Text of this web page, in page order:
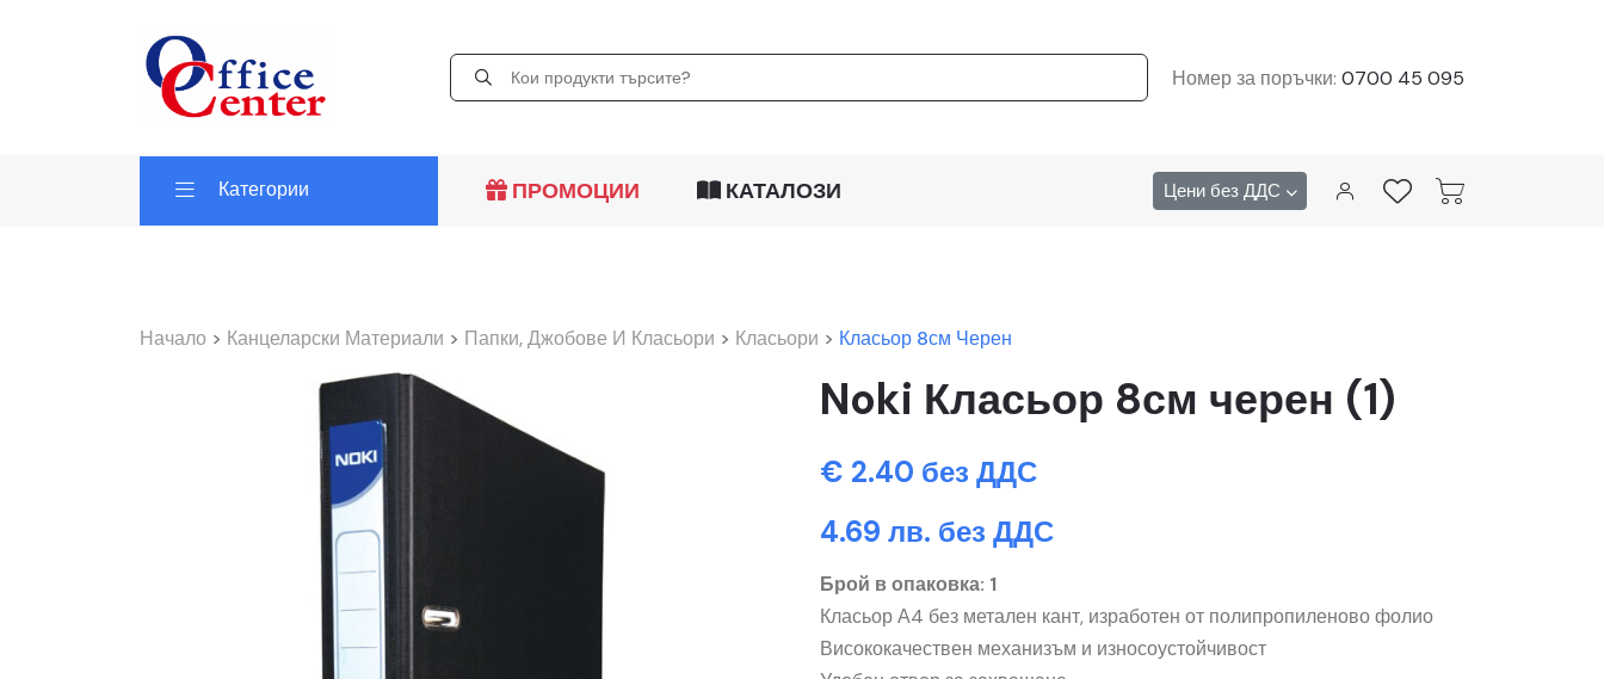
Номер за поръчки: 0700 45 095
Категории ПРОМОЦИИ КАТАЛОЗИ Цени без ДДС
Начало > Канцеларски Материали > Папки, Джобове И Класьори > Класьори > Класьор 8см Черен
Noki Класьор 8см черен (1)
€ 2.40 без ДДС
4.69 лв. без ДДС
Брой в опаковка: 1
Класьор А4 без метален кант, изработен от полипропиленово фолио
Висококачествен механизъм и износоустойчивост